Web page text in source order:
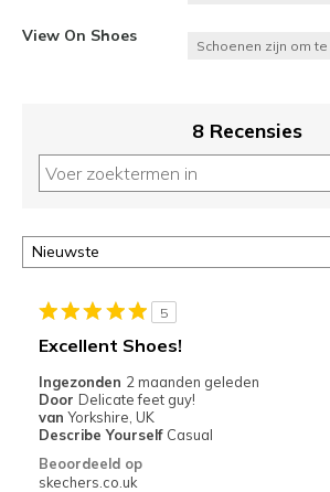
View On Shoes
Schoenen zijn om
8 Recensies
5
Excellent Shoes!
Ingezonden 2 maanden geleden
Door Delicate feet guy!
van Yorkshire, UK
Describe Yourself Casual
Beoordeeld op
skechers.co.uk